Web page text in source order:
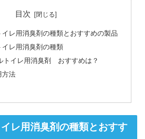
目次
イレ用消臭剤の種類とおすすめの製品
イレ用消臭剤の種類
トイレ用消臭剤 おすすめは？
方法
レ用消臭剤の種類とおすす